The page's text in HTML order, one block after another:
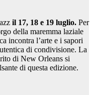
il 17, 18 e 19 luglio. Per
della maremma laziale
incontra l’arte e i sapori
di condivisione. La
di New Orleans si
di questa edizione.